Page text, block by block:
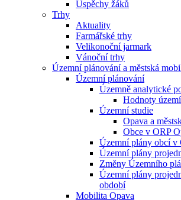
Úspěchy žáků
Trhy
Aktuality
Farmářské trhy
Velikonoční jarmark
Vánoční trhy
Územní plánování a městská
Územní plánování
Územně analytické
Hodnoty
Územní studie
Opava a
Obce v ORP
Územní plány obcí v
Územní plány
Změny Územního
Územní plány
období
Mobilita Opava